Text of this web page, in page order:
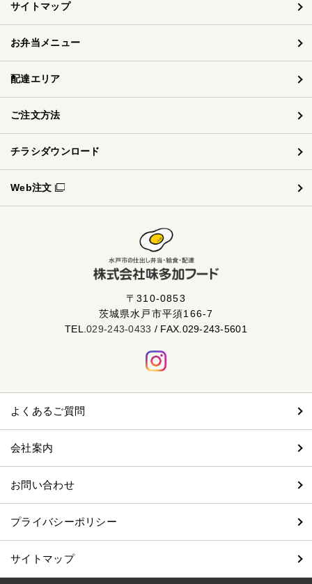
サイトマップ
お弁当メニュー
配達エリア
ご注文方法
チラシダウンロード
Web注文
〒310-0853
茨城県水戸市平須166-7
TEL.029-243-0433 / FAX.029-243-5601
よくあるご質問
会社案内
お問い合わせ
プライバシーポリシー
サイトマップ